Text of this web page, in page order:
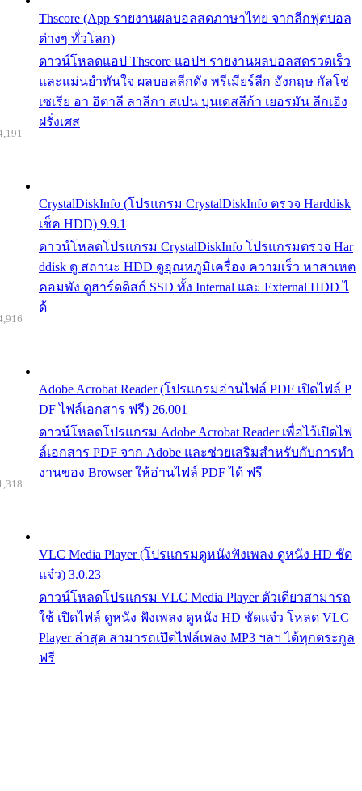
Thscore (App รายงานผลบอลสดภาษาไทย จากลีกฟุตบอล
ต่างๆ ทั่วโลก)
ดาวน์โหลดแอป Thscore แอปฯ รายงานผลบอลสดรวดเร็ว
และแม่นยำทันใจ ผลบอลลีกดัง พรีเมียร์ลีก อังกฤษ กัลโช่
เซเรีย อา อิตาลี ลาลีกา สเปน บุนเดสลีก้า เยอรมัน ลีกเอิง
ฝรั่งเศส
CrystalDiskInfo (โปรแกรม CrystalDiskInfo ตรวจ Harddisk
เช็ค HDD) 9.9.1
ดาวน์โหลดโปรแกรม CrystalDiskInfo โปรแกรมตรวจ Har
ddisk ดู สถานะ HDD ดูอุณหภูมิเครื่อง ความเร็ว หาสาเหต
คอมพัง ดูฮาร์ดดิสก์ SSD ทั้ง Internal และ External HDD ไ
ด้
Adobe Acrobat Reader (โปรแกรมอ่านไฟล์ PDF เปิดไฟล์ P
DF ไฟล์เอกสาร ฟรี) 26.001
ดาวน์โหลดโปรแกรม Adobe Acrobat Reader เพื่อไว้เปิดไฟ
ล์เอกสาร PDF จาก Adobe และช่วยเสริมสำหรับกับการทำ
งานของ Browser ให้อ่านไฟล์ PDF ได้ ฟรี
VLC Media Player (โปรแกรมดูหนังฟังเพลง ดูหนัง HD ชัด
แจ๋ว) 3.0.23
ดาวน์โหลดโปรแกรม VLC Media Player ตัวเดียวสามารถ
ใช้ เปิดไฟล์ ดูหนัง ฟังเพลง ดูหนัง HD ชัดแจ๋ว โหลด VLC
Player ล่าสุด สามารถเปิดไฟล์เพลง MP3 ฯลฯ ได้ทุกตระกูล
ฟรี